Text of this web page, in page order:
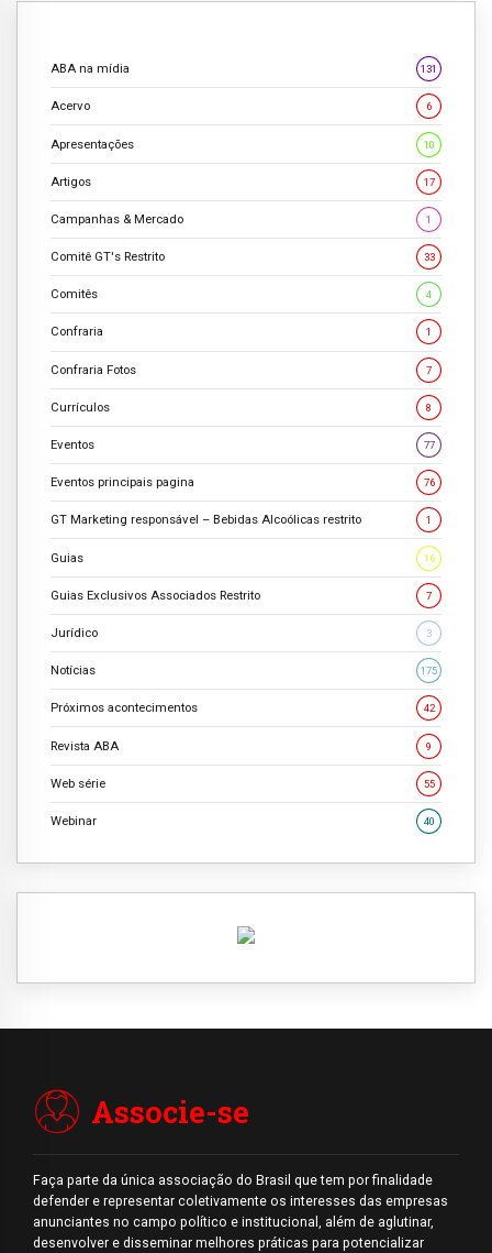
ABA na mídia 131
Acervo 6
Apresentações 10
Artigos 17
Campanhas & Mercado 1
Comitê GT's Restrito 33
Comitês 4
Confraria 1
Confraria Fotos 7
Currículos 8
Eventos 77
Eventos principais pagina 76
GT Marketing responsável – Bebidas Alcoólicas restrito 1
Guias 16
Guias Exclusivos Associados Restrito 7
Jurídico 3
Notícias 175
Próximos acontecimentos 42
Revista ABA 9
Web série 55
Webinar 40
Associe-se
Faça parte da única associação do Brasil que tem por finalidade
defender e representar coletivamente os interesses das empresas
anunciantes no campo político e institucional, além de aglutinar,
desenvolver e disseminar melhores práticas para potencializar